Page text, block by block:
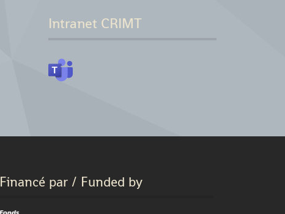
Intranet CRIMT
Financé par / Funded by